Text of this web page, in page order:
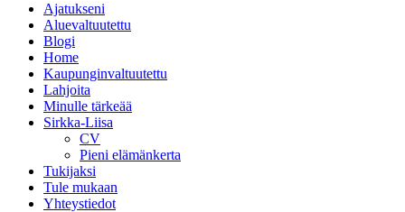
Ajatukseni
Aluevaltuutettu
Blogi
Home
Kaupunginvaltuutettu
Lahjoita
Minulle tärkeää
Sirkka-Liisa
CV
Pieni elämänkerta
Tukijaksi
Tule mukaan
Yhteystiedot